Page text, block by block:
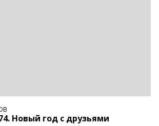
Новый год с друзьями